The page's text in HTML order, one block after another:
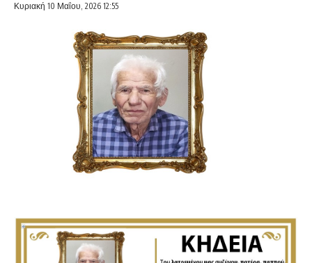
Κυριακή 10 Μαΐου, 2026 12:55